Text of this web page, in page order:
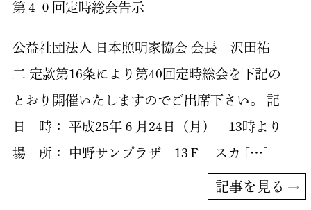
第４０回定時総会告示
公益社団法人 日本照明家協会 会長 沢田祐
二 定款第16条により第40回定時総会を下記の
とおり開催いたしますのでご出席下さい。 記
日 時： 平成25年６月24日（月） 13時より
場 所： 中野サンプラザ 13Ｆ スカ […]
記事を見る